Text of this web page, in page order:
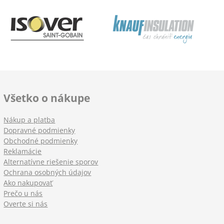
Všetko o nákupe
Nákup a platba
Dopravné podmienky
Obchodné podmienky
Reklamácie
Alternatívne riešenie sporov
Ochrana osobných údajov
Ako nakupovať
Prečo u nás
Overte si nás